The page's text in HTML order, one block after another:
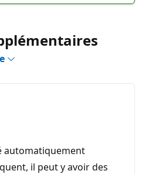
automatiquement
il peut y avoir des